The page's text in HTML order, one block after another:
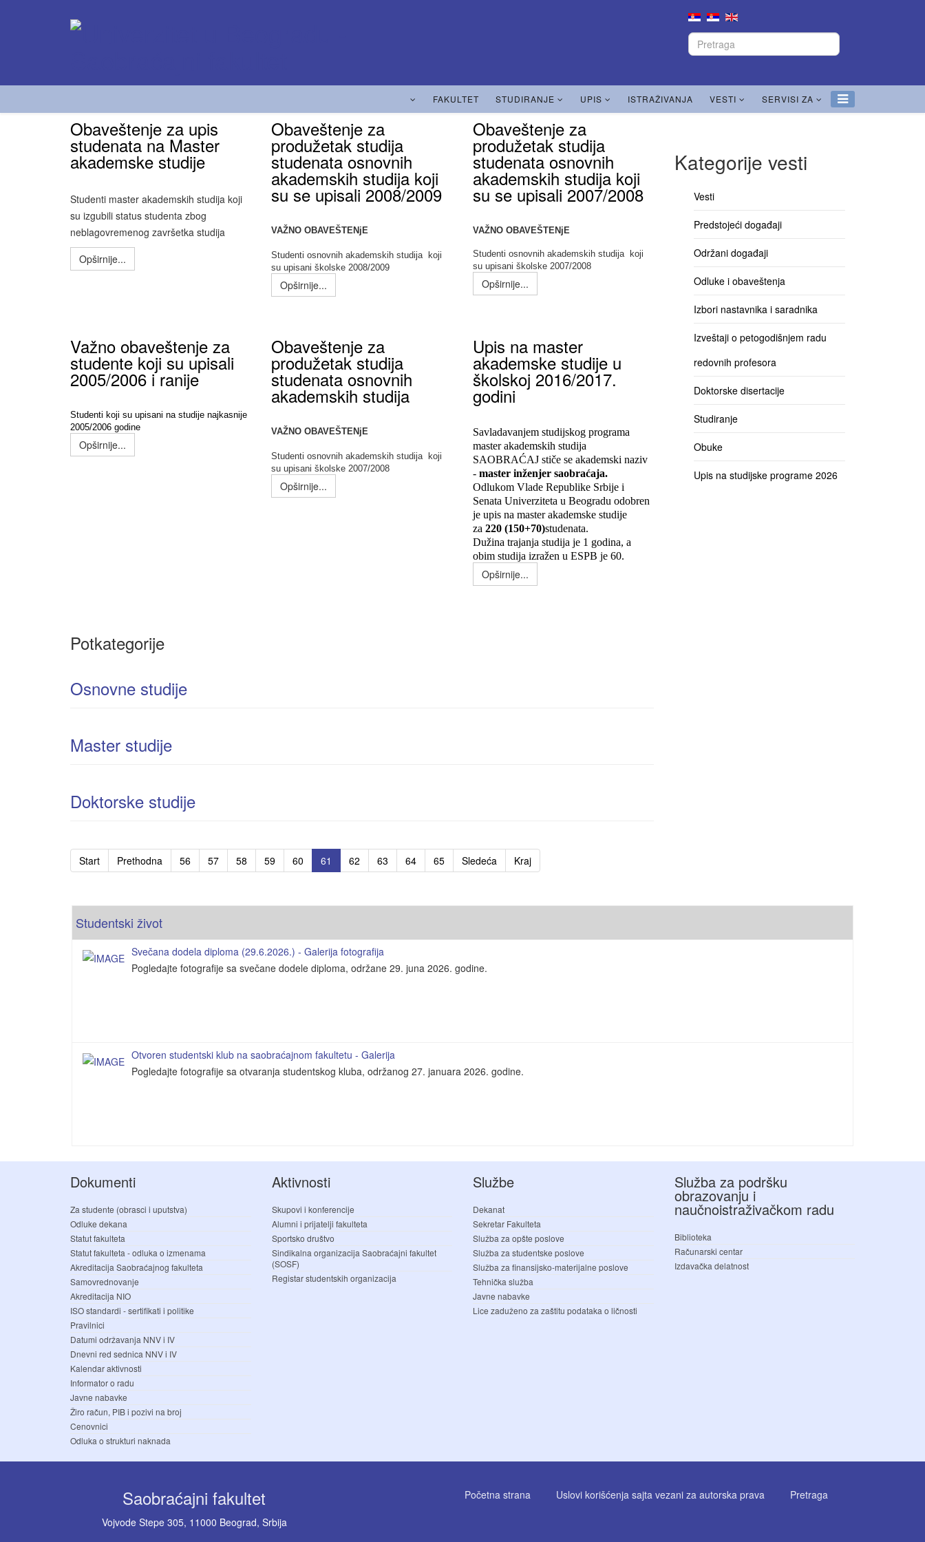
FAKULTET STUDIRANJE UPIS ISTRAŽIVANJA VESTI SERVISI ZA
Obaveštenje za upis
studenata na Master
akademske studije
Studenti master akademskih studija koji
su izgubili status studenta zbog
neblagovremenog završetka studija
Opširnije...
Obaveštenje za
produžetak studija
studenata osnovnih
akademskih studija koji
su se upisali 2008/2009
VAŽNO OBAVEŠTENjE
Studenti osnovnih akademskih studija koji
su upisani školske 2008/2009
Opširnije...
Obaveštenje za
produžetak studija
studenata osnovnih
akademskih studija koji
su se upisali 2007/2008
VAŽNO OBAVEŠTENjE
Studenti osnovnih akademskih studija koji
su upisani školske 2007/2008
Opširnije...
Važno obaveštenje za
studente koji su upisali
2005/2006 i ranije
Studenti koji su upisani na studije najkasnije
2005/2006 godine
Opširnije...
Obaveštenje za
produžetak studija
studenata osnovnih
akademskih studija
VAŽNO OBAVEŠTENjE
Studenti osnovnih akademskih studija koji
su upisani školske 2007/2008
Opširnije...
Upis na master
akademske studije u
školskoj 2016/2017.
godini
Savladavanjem studijskog programa
master akademskih studija
SAOBRAĆAJ stiče se akademski naziv
- master inženjer saobraćaja.
Odlukom Vlade Republike Srbije i
Senata Univerziteta u Beogradu odobren
je upis na master akademske studije
za 220 (150+70)studenata.
Dužina trajanja studija je 1 godina, a
obim studija izražen u ESPB je 60.
Opširnije...
Potkategorije
Osnovne studije
Master studije
Doktorske studije
Start Prethodna 56 57 58 59 60 61 62 63 64 65 Sledeća Kraj
Kategorije vesti
Vesti
Predstojeći događaji
Održani događaji
Odluke i obaveštenja
Izbori nastavnika i saradnika
Izveštaji o petogodišnjem radu
redovnih profesora
Doktorske disertacije
Studiranje
Obuke
Upis na studijske programe 2026
Studentski život
Svečana dodela diploma (29.6.2026.) - Galerija fotografija
Pogledajte fotografije sa svečane dodele diploma, održane 29. juna 2026. godine.
Otvoren studentski klub na saobraćajnom fakultetu - Galerija
Pogledajte fotografije sa otvaranja studentskog kluba, održanog 27. januara 2026. godine.
Dokumenti
Za studente (obrasci i uputstva)
Odluke dekana
Statut fakulteta
Statut fakulteta - odluka o izmenama
Akreditacija Saobraćajnog fakulteta
Samovrednovanje
Akreditacija NIO
ISO standardi - sertifikati i politike
Pravilnici
Datumi održavanja NNV i IV
Dnevni red sednica NNV i IV
Kalendar aktivnosti
Informator o radu
Javne nabavke
Žiro račun, PIB i pozivi na broj
Cenovnici
Odluka o strukturi naknada
Aktivnosti
Skupovi i konferencije
Alumni i prijatelji fakulteta
Sportsko društvo
Sindikalna organizacija Saobraćajni fakultet
(SOSF)
Registar studentskih organizacija
Službe
Dekanat
Sekretar Fakulteta
Služba za opšte poslove
Služba za studentske poslove
Služba za finansijsko-materijalne poslove
Tehnička služba
Javne nabavke
Lice zaduženo za zaštitu podataka o ličnosti
Služba za podršku
obrazovanju i
naučnoistraživačkom radu
Biblioteka
Računarski centar
Izdavačka delatnost
Saobraćajni fakultet
Vojvode Stepe 305, 11000 Beograd, Srbija
Početna strana Uslovi korišćenja sajta vezani za autorska prava Pretraga